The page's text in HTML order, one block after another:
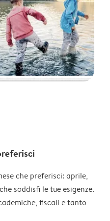
che preferisci: aprile,
soddisfi le tue esigenze.
fiscali e tanto